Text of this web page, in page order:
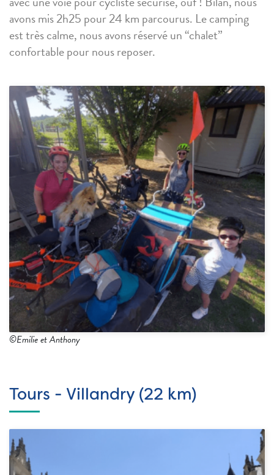
avons mis 2h25 pour 24 km parcourus. Le camping
est très calme, nous avons réservé un “chalet”
confortable pour nous reposer.
©Emilie et Anthony
Tours - Villandry (22 km)